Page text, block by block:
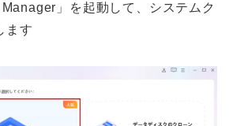
」を起動して、システムク
ます